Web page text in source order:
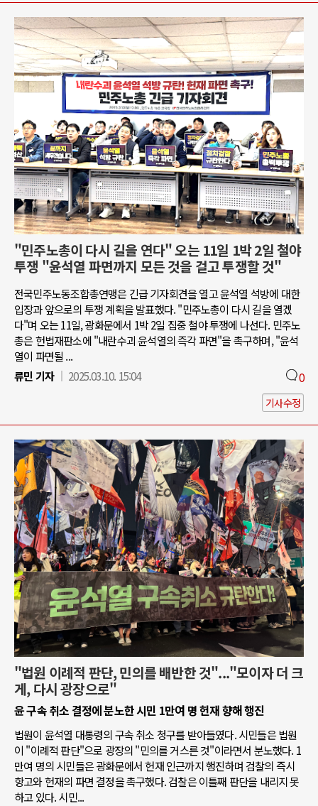
"민주노총이 다시 길을 연다" 오는 11일 1박 2일 철야
투쟁 "윤석열 파면까지 모든 것을 걸고 투쟁할 것"
전국민주노동조합총연맹은 긴급 기자회견을 열고 윤석열 석방에 대한
입장과 앞으로의 투쟁 계획을 발표했다. "민주노총이 다시 길을 열겠
다"며 오는 11일, 광화문에서 1박 2일 집중 철야 투쟁에 나선다. 민주노
총은 헌법재판소에 "내란수괴 윤석열의 즉각 파면"을 촉구하며, "윤석
열이 파면될 ...
류민 기자
2025.03.10. 15:04 0
기사수정
"법원 이례적 판단, 민의를 배반한 것"..."모이자 더 크
게, 다시 광장으로"
윤 구속 취소 결정에 분노한 시민 1만여 명 헌재 향해 행진
법원이 윤석열 대통령의 구속 취소 청구를 받아들였다. 시민들은 법원
이 "이례적 판단"으로 광장의 "민의를 거스른 것"이라면서 분노했다. 1
만여 명의 시민들은 광화문에서 헌재 인근까지 행진하며 검찰의 즉시
항고와 헌재의 파면 결정을 촉구했다. 검찰은 이틀째 판단을 내리지 못
하고 있다. 시민...